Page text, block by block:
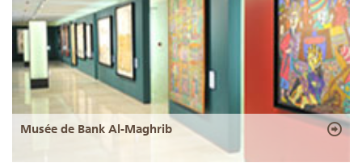
Musée de Bank Al-Maghrib